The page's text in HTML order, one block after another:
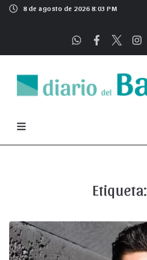
8 de agosto de 2026 8:03 PM
Etiqueta: